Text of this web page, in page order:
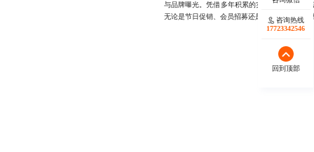
与品牌曝光。凭借多年积累的实战经验，我们
无论是节日促销、会员招募还是品牌宣传，我
咨询热线
17723342546
回到顶部